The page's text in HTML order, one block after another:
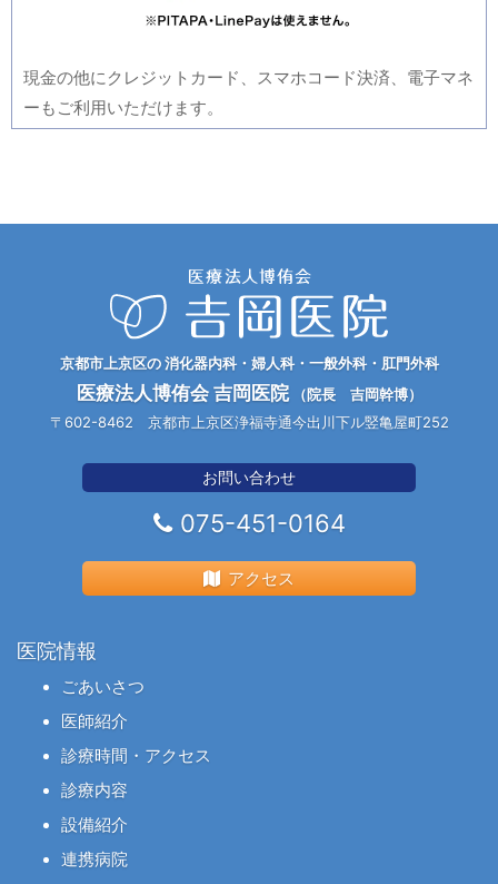
現金の他にクレジットカード、スマホコード決済、電子マネ
ーもご利用いただけます。
京都市上京区の 消化器内科・婦人科・一般外科・肛門外科
医療法人博侑会 吉岡医院（院長 吉岡幹博）
〒602-8462 京都市上京区浄福寺通今出川下ル竪亀屋町252
お問い合わせ
075-451-0164
アクセス
医院情報
ごあいさつ
医師紹介
診療時間・アクセス
診療内容
設備紹介
連携病院